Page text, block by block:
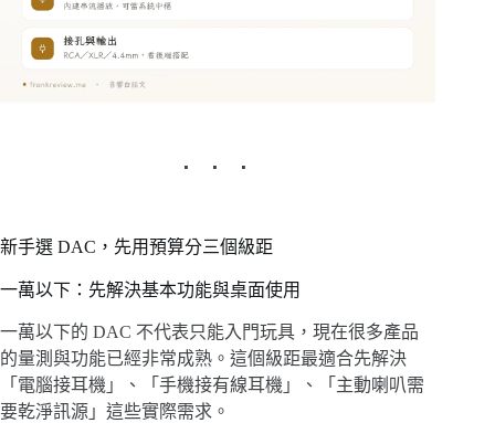
新手選 DAC，先用預算分三個級距
一萬以下：先解決基本功能與桌面使用
一萬以下的 DAC 不代表只能入門玩具，現在很多產品
的量測與功能已經非常成熟。這個級距最適合先解決
「電腦接耳機」、「手機接有線耳機」、「主動喇叭需
要乾淨訊源」這些實際需求。